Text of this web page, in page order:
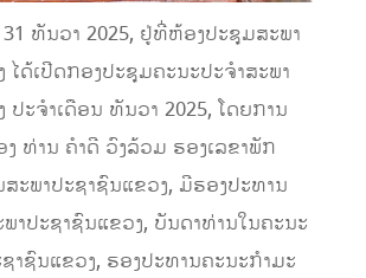
ທັນວາ 2025, ຢູ່ທີ່ຫ້ອງປະຊຸມສະພາ
ໄດ້ເປີດກອງປະຊຸມຄະນະປະຈໍາສະພາ
ປະຈໍາເດືອນ ທັນວາ 2025, ໂດຍການ
ທ່ານ ຄໍາດີ ວົງລ້ວມ ຮອງເລຂາພັກ
ະພາປະຊາຊົນແຂວງ, ມີຮອງປະທານ
າປະຊາຊົນແຂວງ, ບັນດາທ່ານໃນຄະນະ
າຊົນແຂວງ, ຮອງປະທານຄະນະກໍາມະ